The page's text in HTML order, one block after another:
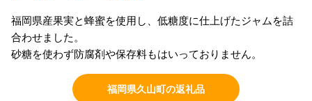
福岡県産果実と蜂蜜を使用し、低糖度に仕上げたジャムを詰
合わせました。
砂糖を使わず防腐剤や保存料もはいっておりません。
福岡県久山町の返礼品